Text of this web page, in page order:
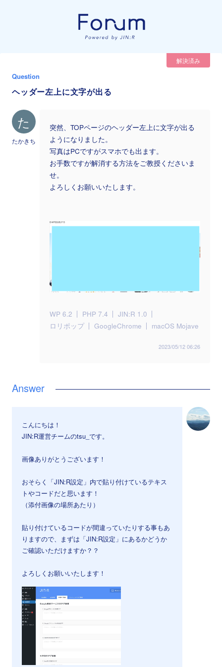
解決済み
Question
ヘッダー左上に文字が出る
た
たかきち
突然、TOPページのヘッダー左上に文字が出る
ようになりました。
写真はPCですがスマホでも出ます。
お手数ですが解消する方法をご教授くださいま
せ。
よろしくお願いいたします。
WP 6.2 PHP 7.4
JIN:R 1.0
ロリポップ
GoogleChrome macOS Mojave
2023/05/12 06:26
こんにちは！
JIN:R運営チームのtsu_です。
画像ありがとうございます！
おそらく「JIN:R設定」内で貼り付けているテキス
トやコードだと思います！
（添付画像の場所あたり）
貼り付けているコードが間違っていたりする事もあ
りますので、まずは「JIN:R設定」にあるかどうか
ご確認いただけますか？？
よろしくお願いいたします！